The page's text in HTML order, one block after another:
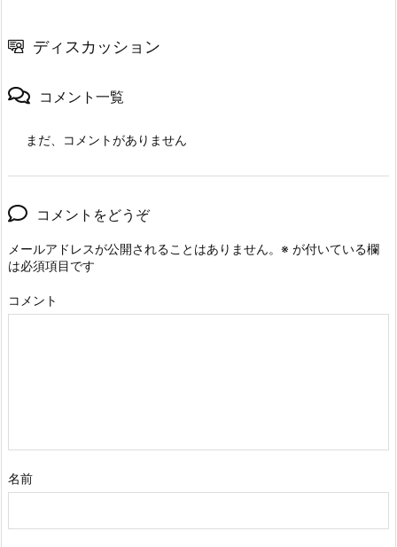
ディスカッション
コメント一覧
まだ、コメントがありません
コメントをどうぞ
メールアドレスが公開されることはありません。 ※ が付いている欄
は必須項目です
コメント
名前